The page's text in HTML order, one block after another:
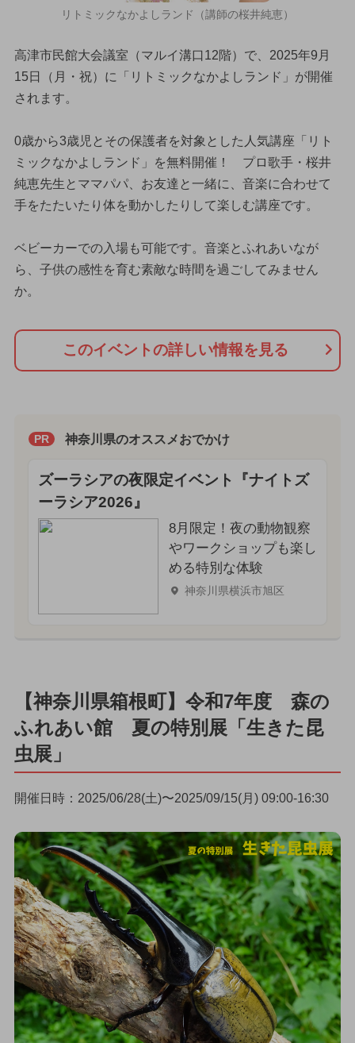
リトミックなかよしランド（講師の桜井純恵）
高津市民館大会議室（マルイ溝口12階）で、2025年9月
15日（月・祝）に「リトミックなかよしランド」が開催
されます。
0歳から3歳児とその保護者を対象とした人気講座「リト
ミックなかよしランド」を無料開催！ プロ歌手・桜井
純恵先生とママパパ、お友達と一緒に、音楽に合わせて
手をたたいたり体を動かしたりして楽しむ講座です。
ベビーカーでの入場も可能です。音楽とふれあいなが
ら、子供の感性を育む素敵な時間を過ごしてみません
か。
このイベントの詳しい情報を見る
PR 神奈川県のオススメおでかけ
ズーラシアの夜限定イベント『ナイトズ
ーラシア2026』
8月限定！夜の動物観察
やワークショップも楽し
める特別な体験
神奈川県横浜市旭区
【神奈川県箱根町】令和7年度 森の
ふれあい館 夏の特別展「生きた昆
虫展」
開催日時：2025/06/28(土)〜2025/09/15(月) 09:00-16:30